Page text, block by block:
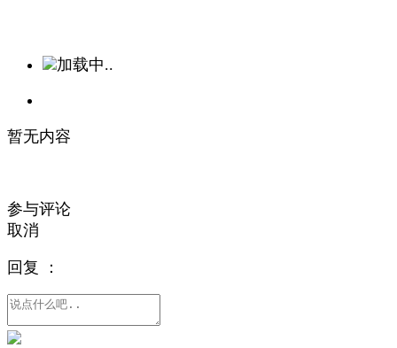
加载中..
暂无内容
参与评论
取消
回复 ：